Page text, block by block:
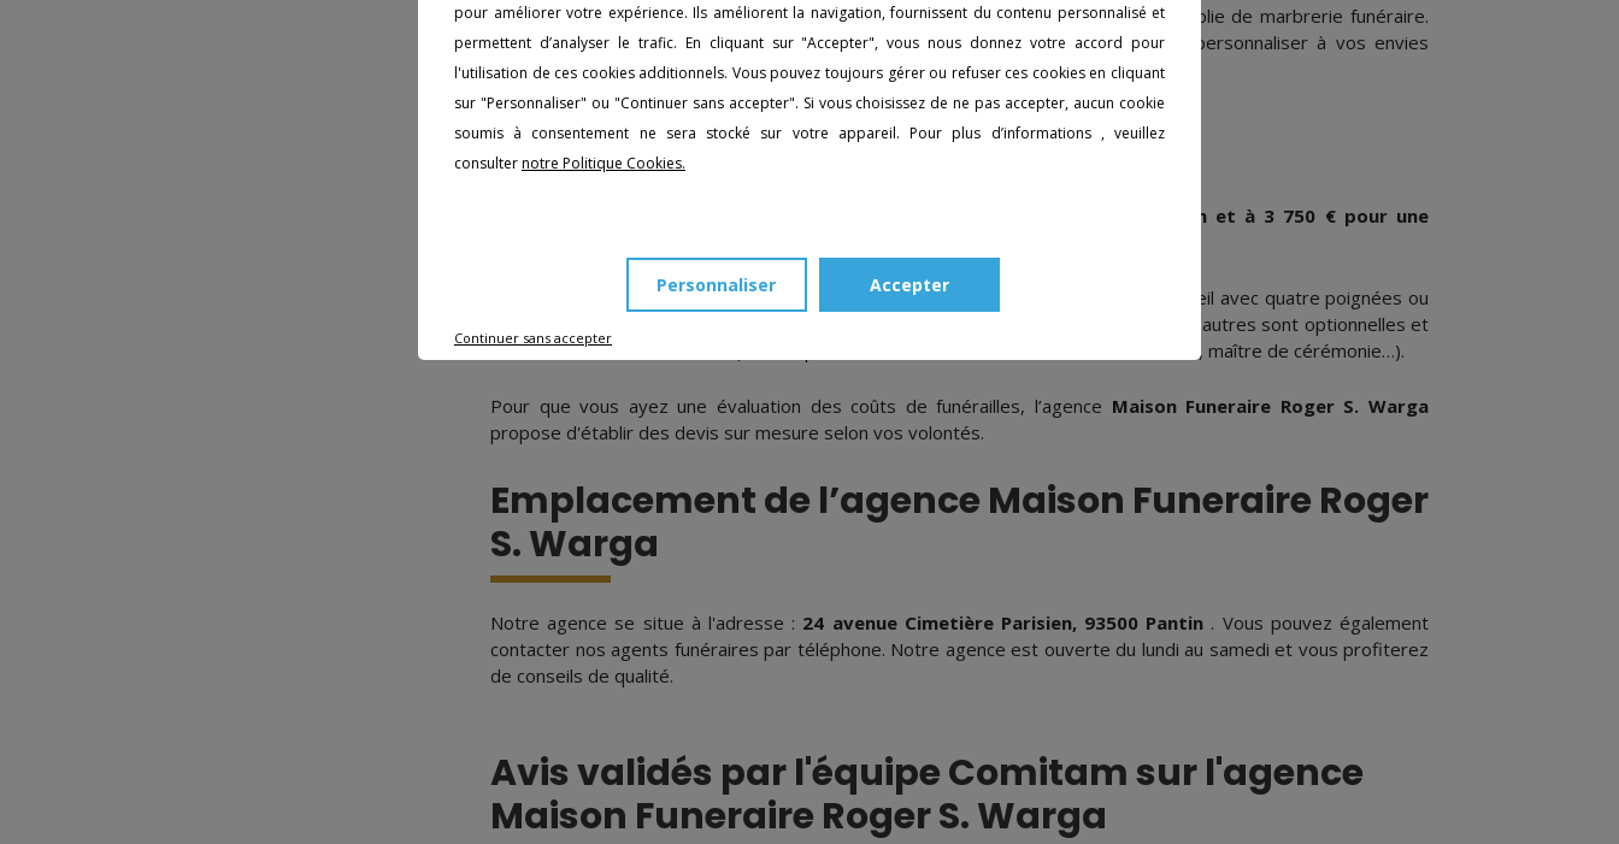
La sociétéMaison Funeraire Roger S. Wargaà Pantin dispose d'une vaste panoplie de marbrerie funéraire.
Dans le cadre d'une inhumation ou d'une crémation, vous avez la possibilité de personnaliser à vos envies
l'intégralité des monuments et plaques funéraires.
Devis obsèques ?
4 000 € pour une inhumation et à 3 750 € pour une
Une partie des prestations sont imposées telles que la mise en bière dans un cercueil avec quatre poignées ou
la location d'un véhicule agréé avec chauffeur pour le transport du corps tandis que d’autres sont optionnelles et
découlent de vos convictions (thanatopraxie, monument funéraire, ornements floraux, maître de cérémonie…).
Pour que vous ayez une évaluation des coûts de funérailles, l’agence Maison Funeraire Roger S. Warga
propose d'établir des devis sur mesure selon vos volontés.
Emplacement de l’agence Maison Funeraire Roger
S. Warga
Notre agence se situe à l'adresse : 24 avenue Cimetière Parisien, 93500 Pantin . Vous pouvez également
contacter nos agents funéraires par téléphone. Notre agence est ouverte du lundi au samedi et vous profiterez
de conseils de qualité.
Avis validés par l'équipe Comitam sur l'agence
Maison Funeraire Roger S. Warga
pour améliorer votre expérience. Ils améliorent la navigation, fournissent du contenu personnalisé et
permettent d’analyser le trafic. En cliquant sur "Accepter", vous nous donnez votre accord pour
l'utilisation de ces cookies additionnels. Vous pouvez toujours gérer ou refuser ces cookies en cliquant
sur "Personnaliser" ou "Continuer sans accepter". Si vous choisissez de ne pas accepter, aucun cookie
soumis à consentement ne sera stocké sur votre appareil. Pour plus d’informations , veuillez
consulternotre Politique Cookies.
Continuer sans accepter
Personnaliser Accepter